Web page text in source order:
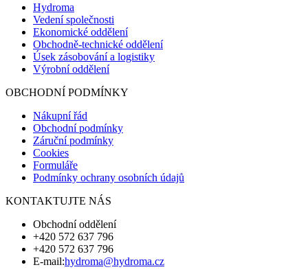
Hydroma
Vedení společnosti
Ekonomické oddělení
Obchodně-technické oddělení
Úsek zásobování a logistiky
Výrobní oddělení
OBCHODNÍ PODMÍNKY
Nákupní řád
Obchodní podmínky
Záruční podmínky
Cookies
Formuláře
Podmínky ochrany osobních údajů
KONTAKTUJTE NÁS
Obchodní oddělení
+420 572 637 796
+420 572 637 796
E-mail:hydroma@hydroma.cz